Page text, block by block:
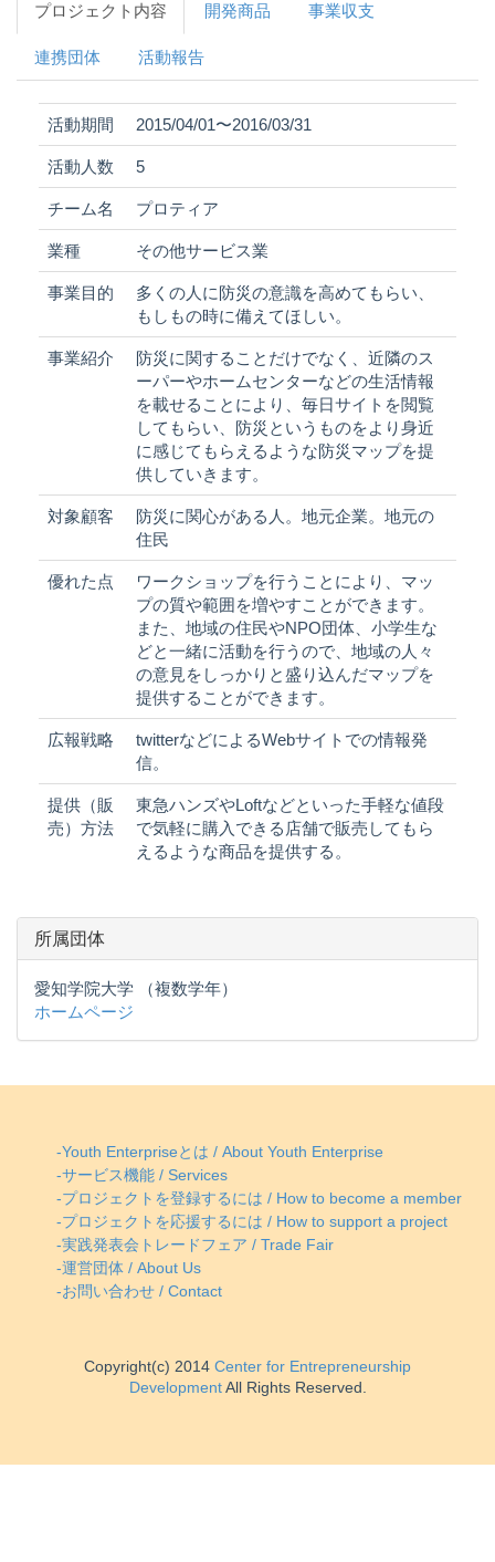
プロジェクト内容 開発商品 事業収支
連携団体 活動報告
活動期間 2015/04/01〜2016/03/31
活動人数 5
チーム名 プロティア
業種 その他サービス業
事業目的
多くの人に防災の意識を高めてもらい、
もしもの時に備えてほしい。
事業紹介
防災に関することだけでなく、近隣のス
ーパーやホームセンターなどの生活情報
を載せることにより、毎日サイトを閲覧
してもらい、防災というものをより身近
に感じてもらえるような防災マップを提
供していきます。
対象顧客
防災に関心がある人。地元企業。地元の
住民
優れた点
ワークショップを行うことにより、マッ
プの質や範囲を増やすことができます。
また、地域の住民やNPO団体、小学生な
どと一緒に活動を行うので、地域の人々
の意見をしっかりと盛り込んだマップを
提供することができます。
広報戦略
twitterなどによるWebサイトでの情報発
信。
提供（販
売）方法
東急ハンズやLoftなどといった手軽な値段
で気軽に購入できる店舗で販売してもら
えるような商品を提供する。
所属団体
愛知学院大学 （複数学年）
ホームページ
-Youth Enterpriseとは / About Youth Enterprise
-サービス機能 / Services
-プロジェクトを登録するには / How to become a member
-プロジェクトを応援するには / How to support a project
-実践発表会トレードフェア / Trade Fair
-運営団体 / About Us
-お問い合わせ / Contact
Copyright(c) 2014 Center for Entrepreneurship
DevelopmentAll Rights Reserved.